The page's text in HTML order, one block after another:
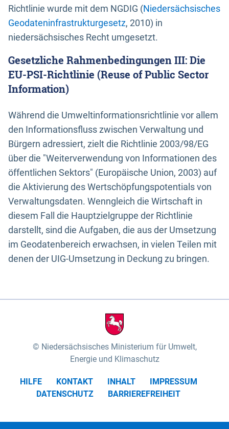
Richtlinie wurde mit dem NGDIG (Niedersächsisches
Geodateninfrastrukturgesetz, 2010) in
niedersächsisches Recht umgesetzt.
Gesetzliche Rahmenbedingungen III: Die
EU-PSI-Richtlinie (Reuse of Public Sector
Information)
Während die Umweltinformationsrichtlinie vor allem
den Informationsfluss zwischen Verwaltung und
Bürgern adressiert, zielt die Richtlinie 2003/98/EG
über die "Weiterverwendung von Informationen des
öffentlichen Sektors" (Europäische Union, 2003) auf
die Aktivierung des Wertschöpfungspotentials von
Verwaltungsdaten. Wenngleich die Wirtschaft in
diesem Fall die Hauptzielgruppe der Richtlinie
darstellt, sind die Aufgaben, die aus der Umsetzung
im Geodatenbereich erwachsen, in vielen Teilen mit
denen der UIG-Umsetzung in Deckung zu bringen.
Niedersächsisches Ministerium für Umwelt,
Energie und Klimaschutz
HILFE KONTAKT INHALT
IMPRESSUM
DATENSCHUTZ
BARRIEREFREIHEIT